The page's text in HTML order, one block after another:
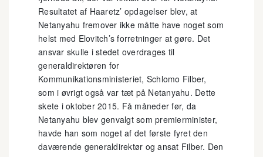
Resultatet af Haaretz’ opdagelser blev, at
Netanyahu fremover ikke måtte have noget som
helst med Elovitch’s forretninger at gøre. Det
ansvar skulle i stedet overdrages til
generaldirektøren for
Kommunikationsministeriet, Schlomo Filber,
som i øvrigt også var tæt på Netanyahu. Dette
skete i oktober 2015. Få måneder før, da
Netanyahu blev genvalgt som premierminister,
havde han som noget af det første fyret den
daværende generaldirektør og ansat Filber. Den